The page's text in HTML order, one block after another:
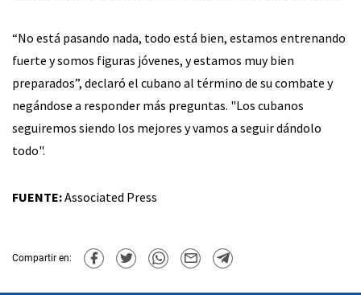
“No está pasando nada, todo está bien, estamos entrenando
fuerte y somos figuras jóvenes, y estamos muy bien
preparados”, declaró el cubano al término de su combate y
negándose a responder más preguntas. "Los cubanos
seguiremos siendo los mejores y vamos a seguir dándolo
todo".
FUENTE:Associated Press
Compartir en: